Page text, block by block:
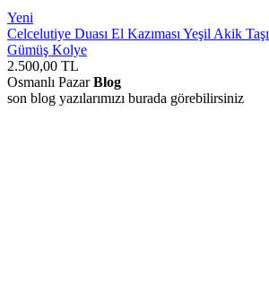
Yeni
Celcelutiye Duası El Kazıması Yeşil Akik Taşı
Gümüş Kolye
2.500,00 TL
Osmanlı PazarBlog
son blog yazılarımızı burada görebilirsiniz